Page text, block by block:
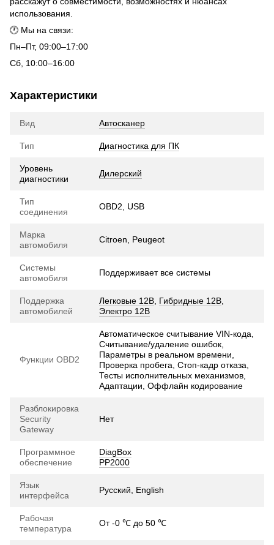
использования.
🕐 Мы на связи:
Пн–Пт, 09:00–17:00
Сб, 10:00–16:00
Характеристики
Вид Автосканер
Тип Диагностика для ПК
Уровень
диагностики
Дилерский
Тип
соединения
OBD2, USB
Марка
автомобиля
Citroen, Peugeot
Системы
автомобиля
Поддерживает все системы
Поддержка
автомобилей
Легковые 12В Гибридные 12В
Электро 12В
Функции OBD2
Автоматическое считывание VIN-кода,
Считывание/удаление ошибок,
Параметры в реальном времени,
Проверка пробега, Стоп-кадр отказа,
Тесты исполнительных механизмов,
Адаптации, Оффлайн кодирование
Разблокировка
Security
Gateway
Нет
Программное
обеспечение
DiagBox
PP2000
Язык
интерфейса
Русский, English
Рабочая
температура
От -0 ℃ до 50 ℃